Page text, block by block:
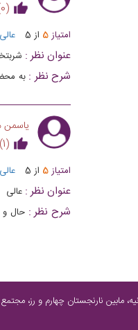
(
0
امتیاز5 از 5 عالی
عنوان نظر :
شرح نظر : به
یاسمن
(
1
)
امتیاز5 از 5 عالی
عنوان نظر : عالی
شرح نظر : حال و